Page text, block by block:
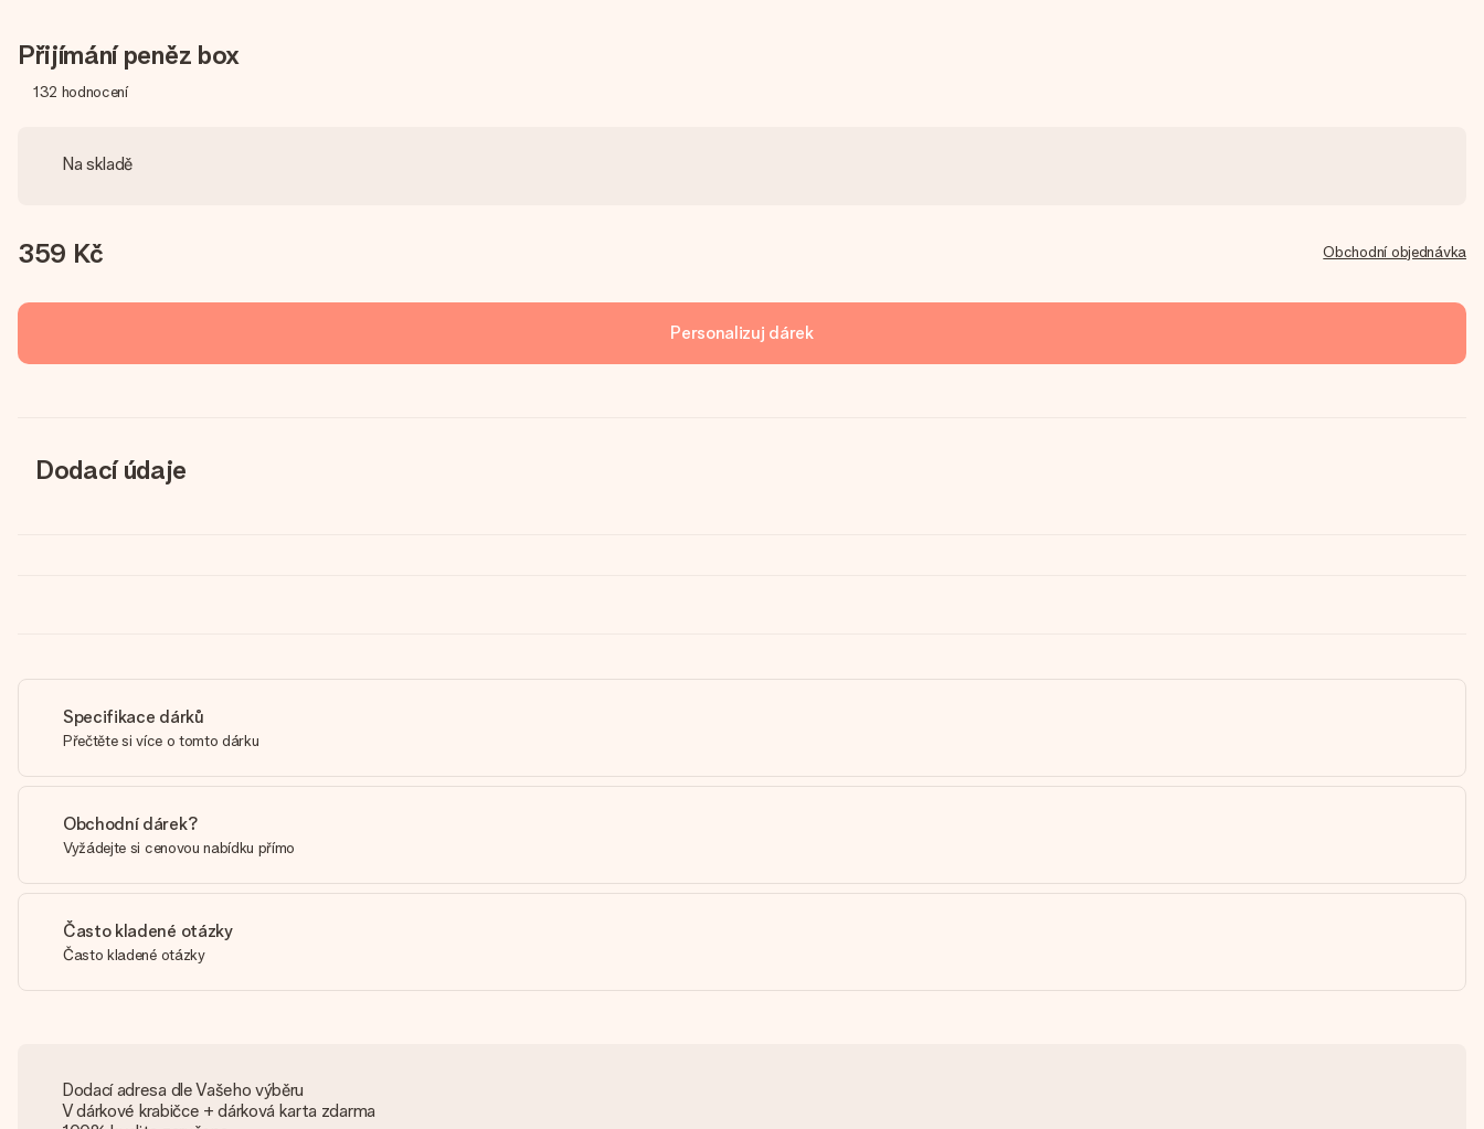
Přijímání peněz box
132 hodnocení
Na skladě
359 Kč Obchodní objednávka
Personalizuj dárek
Dodací údaje
Specifikace dárků
Přečtěte si více o tomto dárku
Obchodní dárek?
Vyžádejte si cenovou nabídku přímo
Často kladené otázky
Často kladené otázky
Dodací adresa dle Vašeho výběru
V dárkové krabičce + dárková karta zdarma